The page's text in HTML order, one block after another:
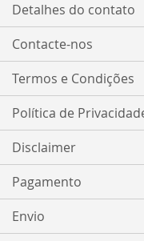
Detalhes do contato
Contacte-nos
Termos e Condições
Política de
Disclaimer
Pagamento
Envio